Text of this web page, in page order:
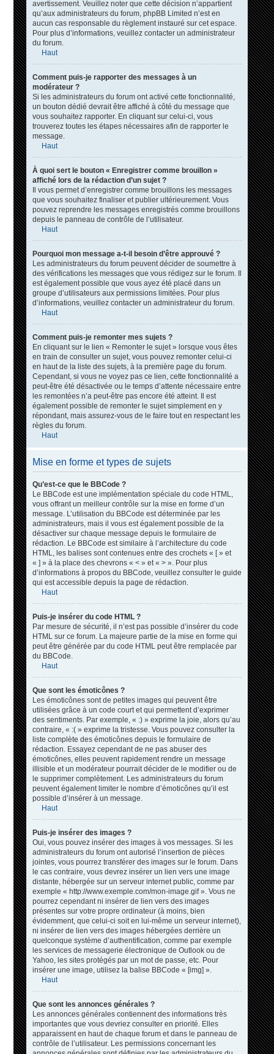
avertissement. Veuillez noter que cette décision n’appartient
qu’aux administrateurs du forum, phpBB Limited n’est en
aucun cas responsable du règlement instauré sur cet espace.
Pour plus d’informations, veuillez contacter un administrateur
du forum.
Haut
Comment puis-je rapporter des messages à un
modérateur ?
Si les administrateurs du forum ont activé cette fonctionnalité,
un bouton dédié devrait être affiché à côté du message que
vous souhaitez rapporter. En cliquant sur celui-ci, vous
trouverez toutes les étapes nécessaires afin de rapporter le
message.
Haut
À quoi sert le bouton « Enregistrer comme brouillon »
affiché lors de la rédaction d’un sujet ?
Il vous permet d’enregistrer comme brouillons les messages
que vous souhaitez finaliser et publier ultérieurement. Vous
pouvez reprendre les messages enregistrés comme brouillons
depuis le panneau de contrôle de l’utilisateur.
Haut
Pourquoi mon message a-t-il besoin d’être approuvé ?
Les administrateurs du forum peuvent décider de soumettre à
des vérifications les messages que vous rédigez sur le forum. Il
est également possible que vous ayez été placé dans un
groupe d’utilisateurs aux permissions limitées. Pour plus
d’informations, veuillez contacter un administrateur du forum.
Haut
Comment puis-je remonter mes sujets ?
En cliquant sur le lien « Remonter le sujet » lorsque vous êtes
en train de consulter un sujet, vous pouvez remonter celui-ci
en haut de la liste des sujets, à la première page du forum.
Cependant, si vous ne voyez pas ce lien, cette fonctionnalité a
peut-être été désactivée ou le temps d’attente nécessaire entre
les remontées n’a peut-être pas encore été atteint. Il est
également possible de remonter le sujet simplement en y
répondant, mais assurez-vous de le faire tout en respectant les
règles du forum.
Haut
Mise en forme et types de sujets
Qu’est-ce que le BBCode ?
Le BBCode est une implémentation spéciale du code HTML,
vous offrant un meilleur contrôle sur la mise en forme d’un
message. L’utilisation du BBCode est déterminée par les
administrateurs, mais il vous est également possible de la
désactiver sur chaque message depuis le formulaire de
rédaction. Le BBCode est similaire à l’architecture du code
HTML, les balises sont contenues entre des crochets « [ » et
« ] » à la place des chevrons « < » et « > ». Pour plus
d’informations à propos du BBCode, veuillez consulter le guide
qui est accessible depuis la page de rédaction.
Haut
Puis-je insérer du code HTML ?
Par mesure de sécurité, il n’est pas possible d’insérer du code
HTML sur ce forum. La majeure partie de la mise en forme qui
peut être générée par du code HTML peut être remplacée par
du BBCode.
Haut
Que sont les émoticônes ?
Les émoticônes sont de petites images qui peuvent être
utilisées grâce à un code court et qui permettent d’exprimer
des sentiments. Par exemple, « :) » exprime la joie, alors qu’au
contraire, « :( » exprime la tristesse. Vous pouvez consulter la
liste complète des émoticônes depuis le formulaire de
rédaction. Essayez cependant de ne pas abuser des
émoticônes, elles peuvent rapidement rendre un message
illisible et un modérateur pourrait décider de le modifier ou de
le supprimer complètement. Les administrateurs du forum
peuvent également limiter le nombre d’émoticônes qu’il est
possible d’insérer à un message.
Haut
Puis-je insérer des images ?
Oui, vous pouvez insérer des images à vos messages. Si les
administrateurs du forum ont autorisé l’insertion de pièces
jointes, vous pourrez transférer des images sur le forum. Dans
le cas contraire, vous devrez insérer un lien vers une image
distante, hébergée sur un serveur internet public, comme par
exemple « http://www.exemple.com/mon-image.gif ». Vous ne
pourrez cependant ni insérer de lien vers des images
présentes sur votre propre ordinateur (à moins, bien
évidemment, que celui-ci soit en lui-même un serveur internet),
ni insérer de lien vers des images hébergées derrière un
quelconque système d’authentification, comme par exemple
les services de messagerie électronique de Outlook ou de
Yahoo, les sites protégés par un mot de passe, etc. Pour
insérer une image, utilisez la balise BBCode « [img] ».
Haut
Que sont les annonces générales ?
Les annonces générales contiennent des informations très
importantes que vous devriez consulter en priorité. Elles
apparaissent en haut de chaque forum et dans le panneau de
contrôle de l’utilisateur. Les permissions concernant les